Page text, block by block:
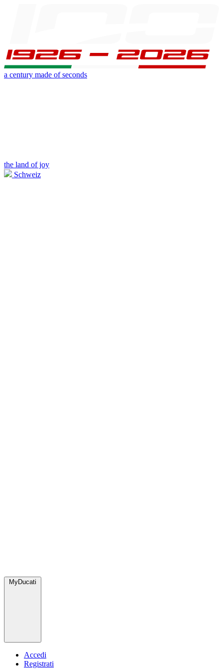
a century made of seconds
the land of joy
Schweiz
MyDucati
Accedi
Registrati